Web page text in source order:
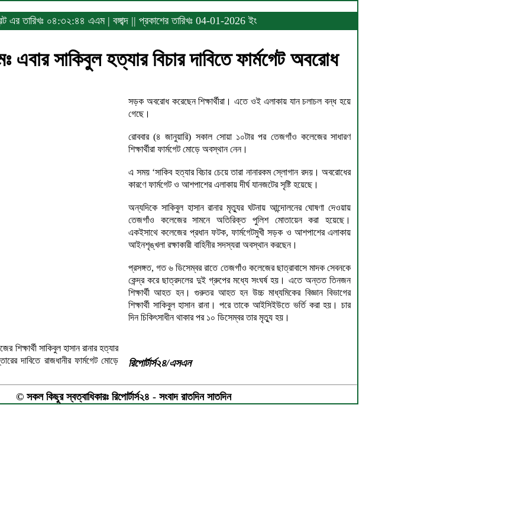
এর তারিখঃ ০৪:৩২:৪৪ এএম| বঙ্গাব্দ || প্রকাশের তারিখঃ 04-01-2026 ইং
এবার সাকিবুল হত্যার বিচার দাবিতে ফার্মগেট অবরোধ
শিক্ষার্থী সাকিবুল হাসান রানার হত্যার
দাবিতে রাজধানীর ফার্মগেট মোড়ে
সড়ক অবরোধ করেছেন শিক্ষার্থীরা। এতে ওই এলাকায় যান চলাচল বন্ধ হয়ে
গেছে।
রোববার (৪ জানুয়ারি) সকাল সোয়া ১০টার পর তেজগাঁও কলেজের সাধারণ
শিক্ষার্থীরা ফার্মগেট মোড়ে অবস্থান নেন।
এ সময় ‘সাকিব হত্যার বিচার চেয়ে তারা নানারকম স্লোগান রদয়। অবরোধের
কারণে ফার্মগেট ও আশপাশের এলাকায় দীর্ঘ যানজটের সৃষ্টি হয়েছে।
অন্যদিকে সাকিবুল হাসান রানার মৃত্যুর ঘটনায় আন্দোলনের ঘোষণা দেওয়ায়
তেজগাঁও কলেজের সামনে অতিরিক্ত পুলিশ মোতায়েন করা হয়েছে।
একইসাথে কলেজের প্রধান ফটক, ফার্মগেটমুখী সড়ক ও আশপাশের এলাকায়
আইনশৃঙ্খলা রক্ষাকারী বাহিনীর সদস্যরা অবস্থান করছেন।
প্রসঙ্গত, গত ৬ ডিসেম্বর রাতে তেজগাঁও কলেজের ছাত্রাবাসে মাদক সেবনকে
কেন্দ্র করে ছাত্রদলের দুই গ্রুপের মধ্যে সংঘর্ষ হয়। এতে অন্তত তিনজন
শিক্ষার্থী আহত হন। গুরুতর আহত হন উচ্চ মাধ্যমিকের বিজ্ঞান বিভাগের
শিক্ষার্থী সাকিবুল হাসান রানা। পরে তাকে আইসিইউতে ভর্তি করা হয়। চার
দিন চিকিৎসাধীন থাকার পর ১০ ডিসেম্বর তার মৃত্যু হয়।
রিপোর্টার্স২৪/এসএন
© সকল কিছুর স্বত্বাধিকারঃ রিপোর্টার্স২৪ - সংবাদ রাতদিন সাতদিন